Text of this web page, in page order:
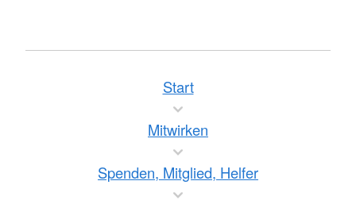
Start
Mitwirken
Spenden, Mitglied, Helfer